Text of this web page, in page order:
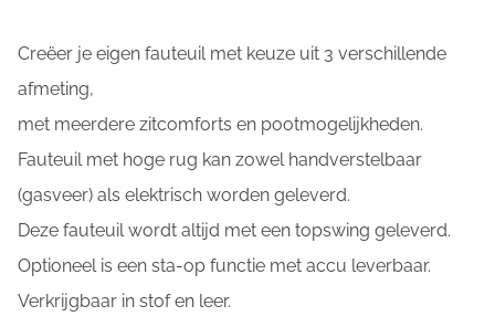
Creëer je eigen fauteuil met keuze uit 3 verschillende
afmeting,
met meerdere zitcomforts en pootmogelijkheden.
Fauteuil met hoge rug kan zowel handverstelbaar
(gasveer) als elektrisch worden geleverd.
Deze fauteuil wordt altijd met een topswing geleverd.
Optioneel is een sta-op functie met accu leverbaar.
Verkrijgbaar in stof en leer.